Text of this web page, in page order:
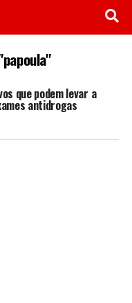
que podem levar a
antidrogas